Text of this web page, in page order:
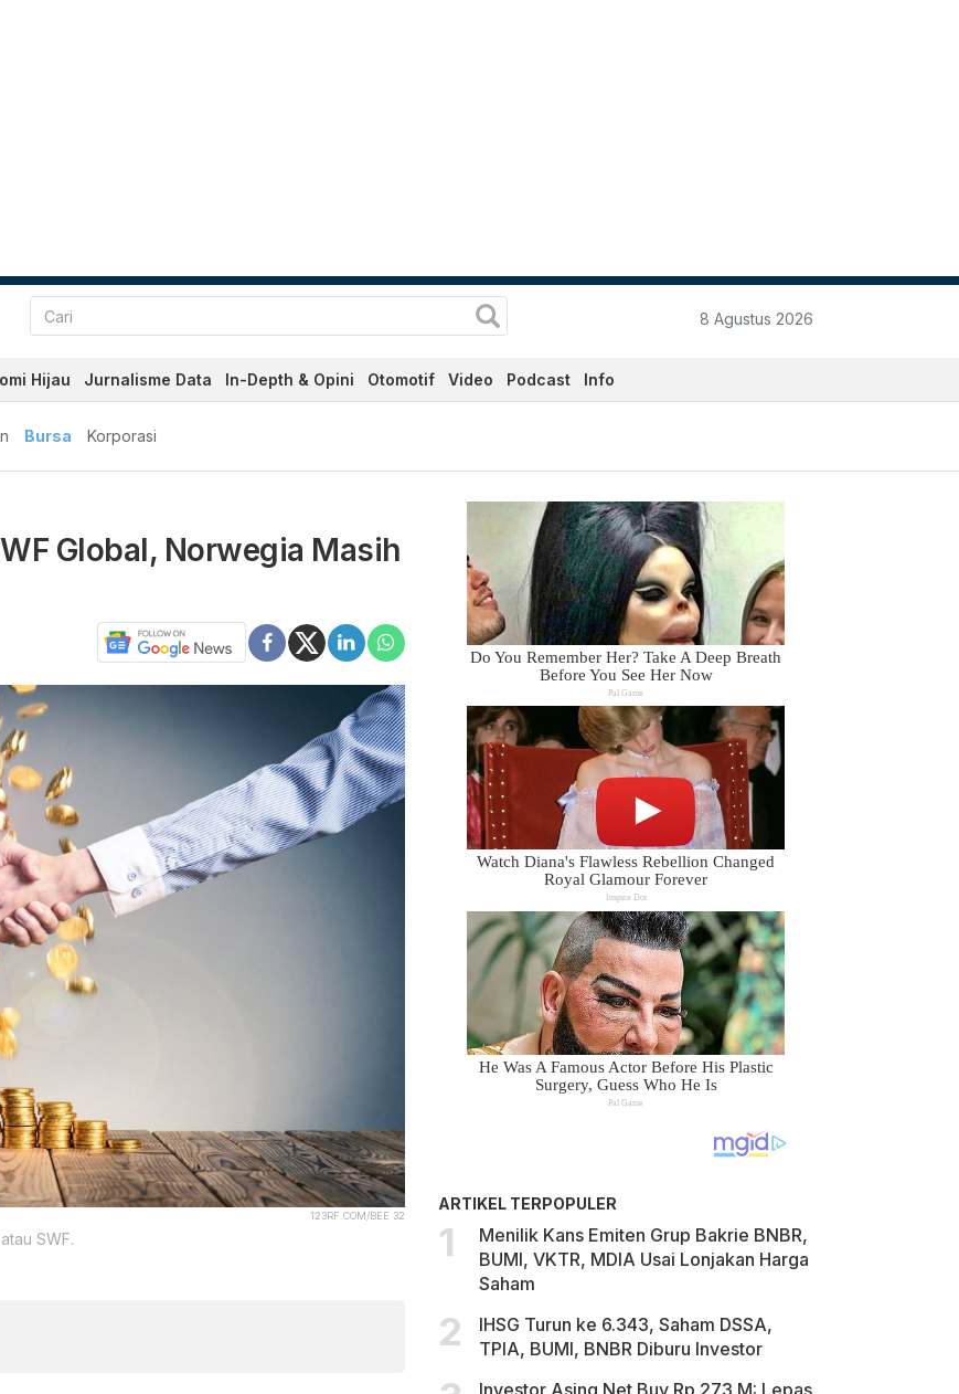
8 Agustus 2026
Hijau Jurnalisme Data In-Depth & Opini Otomotif Video Podcast Info
Bursa Korporasi
Global, Norwegia Masih
123RF.COM/BEE 32
SWF.
ARTIKEL TERPOPULER
Menilik Kans Emiten Grup Bakrie BNBR,
BUMI, VKTR, MDIA Usai Lonjakan Harga
Saham
IHSG Turun ke 6.343, Saham DSSA,
TPIA, BUMI, BNBR Diburu Investor
Investor Asing Net Buy Rp 273 M: Lepas